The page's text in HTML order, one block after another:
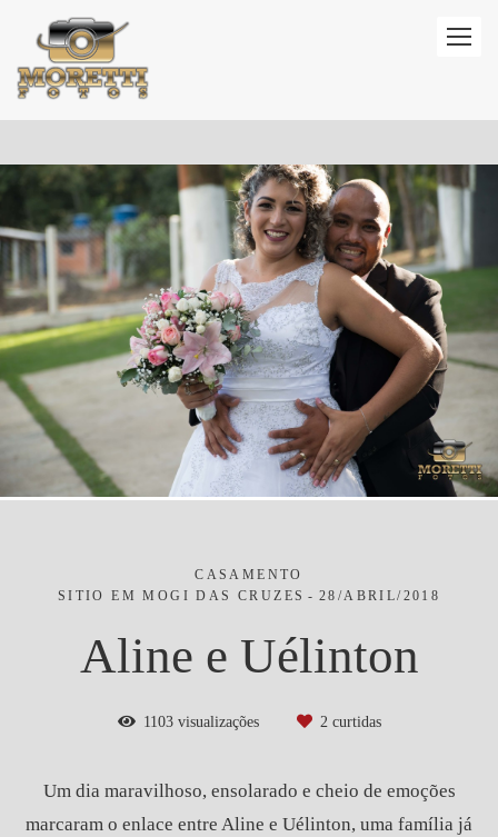
CASAMENTO
SITIO EM MOGI DAS CRUZES
28/ABRIL/2018
Aline e Uélinton
1103visualizações 2curtidas
Um dia maravilhoso, ensolarado e cheio de emoções
marcaram o enlace entre Aline e Uélinton, uma família já